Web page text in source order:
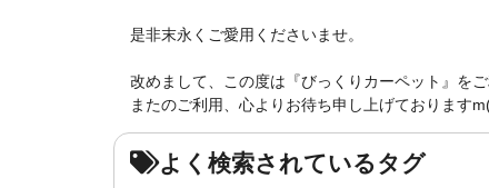
是非末永くご愛用くださいませ。
改めまして、この度は『びっくりカーペット』を
またのご利用、心よりお待ち申し上げております
よく検索されているタグ